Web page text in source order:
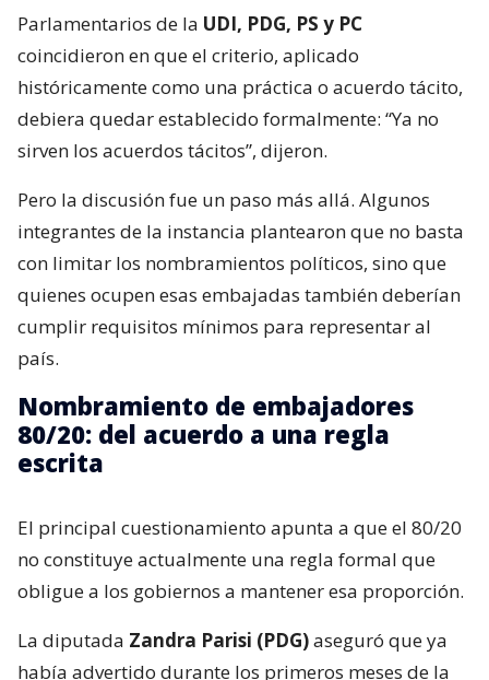
Parlamentarios de la UDI, PDG, PS y PC
coincidieron en que el criterio, aplicado
históricamente como una práctica o acuerdo tácito,
debiera quedar establecido formalmente: “Ya no
sirven los acuerdos tácitos”, dijeron.
Pero la discusión fue un paso más allá. Algunos
integrantes de la instancia plantearon que no basta
con limitar los nombramientos políticos, sino que
quienes ocupen esas embajadas también deberían
cumplir requisitos mínimos para representar al
país.
Nombramiento de embajadores
80/20: del acuerdo a una regla
escrita
El principal cuestionamiento apunta a que el 80/20
no constituye actualmente una regla formal que
obligue a los gobiernos a mantener esa proporción.
La diputada Zandra Parisi (PDG)aseguró que ya
había advertido durante los primeros meses de la